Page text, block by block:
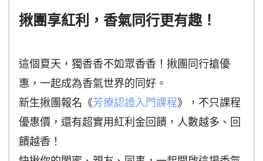
揪團享紅利，香氣同行更有趣！
這個夏天，獨香香不如眾香香！揪團同行搶優
惠，一起成為香氣世界的同好。
新生揪團報名《芳療認證入門課程》，不只課程
優惠價，還有超實用紅利金回饋，人數越多、回
饋越香！